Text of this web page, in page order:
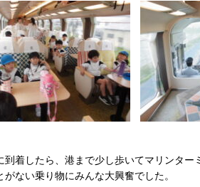
到着したら、港まで少し歩いてマリンタ
がない乗り物にみんな大興奮でした。